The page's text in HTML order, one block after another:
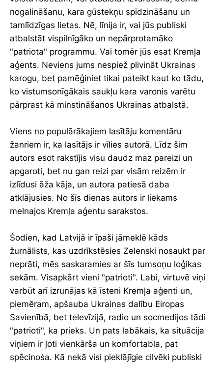
nogalināšanu, kara gūstekņu spīdzināšanu un
tamlīdzīgas lietas. Nē, līnija ir, vai jūs publiski
atbalstāt vispilnīgāko un nepārprotamāko
"patriota" programmu. Vai tomēr jūs esat Kremļa
aģents. Neviens jums nespiež plivināt Ukrainas
karogu, bet pamēģiniet tikai pateikt kaut ko tādu,
ko vistumsonīgākais saukļu kara varonis varētu
pārprast kā minstināšanos Ukrainas atbalstā.
Viens no populārākajiem lasītāju komentāru
žanriem ir, ka lasītājs ir vīlies autorā. Līdz šim
autors esot rakstījis visu daudz maz pareizi un
apgaroti, bet nu gan reizi par visām reizēm ir
izlīdusi āža kāja, un autora patiesā daba
atklājusies. No šīs dienas autors ir liekams
melnajos Kremļa aģentu sarakstos.
Šodien, kad Latvijā ir īpaši jāmeklē kāds
žurnālists, kas uzdrīkstēsies Zelenski nosaukt par
neprāti, mēs saskaramies ar šīs tumsoņu loģikas
sekām. Visapkārt vieni "patrioti". Labi, virtuvē viņi
varbūt arī izrunājas kā īsteni Kremļa aģenti un,
piemēram, apšauba Ukrainas dalību Eiropas
Savienībā, bet televīzijā, radio un socmedijos tādi
"patrioti", ka prieks. Un pats labākais, ka situācija
viņiem ir ļoti vienkārša un komfortabla, pat
spēcinoša. Kā nekā visi pieklājīgie cilvēki publiski